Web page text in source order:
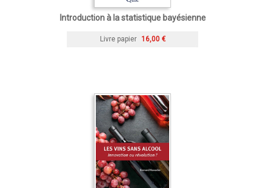
Introduction à la statistique bayésienne
Livre papier 16,00 €